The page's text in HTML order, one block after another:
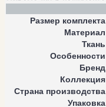
Размер комплекта
Материал
Ткань
Особенности
Бренд
Коллекция
Страна производства
Упаковка